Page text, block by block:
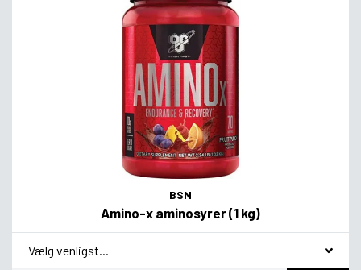
BSN
Amino-x aminosyrer (1 kg)
* Smagsvariant